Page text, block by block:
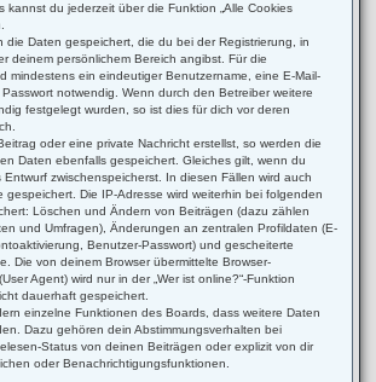
kannst du jederzeit über die Funktion „Alle Cookies
die Daten gespeichert, die du bei der Registrierung, in
deinem persönlichem Bereich angibst. Für die
mindestens ein eindeutiger Benutzername, eine E-Mail-
notwendig. Wenn durch den Betreiber weitere
festgelegt wurden, so ist dies für dich vor deren
oder eine private Nachricht erstellst, so werden die
Daten ebenfalls gespeichert. Gleiches gilt, wenn du
zwischenspeicherst. In diesen Fällen wird auch
gespeichert. Die IP-Adresse wird weiterhin bei folgenden
Löschen und Ändern von Beiträgen (dazu zählen
und Umfragen), Änderungen an zentralen Profildaten (E-
Benutzer-Passwort) und gescheiterte
Die von deinem Browser übermittelte Browser-
Agent) wird nur in der „Wer ist online?“-Funktion
dauerhaft gespeichert.
einzelne Funktionen des Boards, dass weitere Daten
Dazu gehören dein Abstimmungsverhalten bei
Status von deinen Beiträgen oder explizit von dir
oder Benachrichtigungsfunktionen.